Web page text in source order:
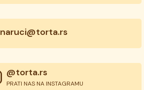
naruci@torta.rs
@torta.rs
PRATI NAS NA INSTAGRAMU